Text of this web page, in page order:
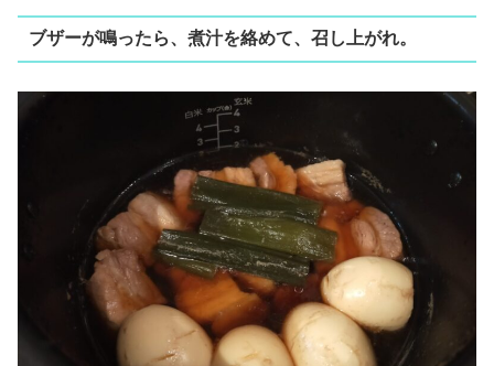
ブザーが鳴ったら、煮汁を絡めて、召し上がれ。